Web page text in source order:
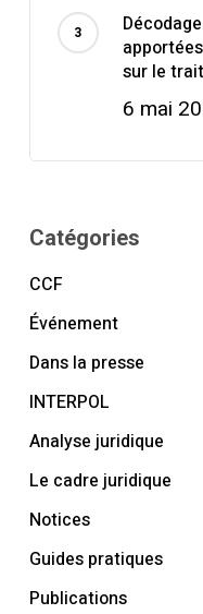
sur le
6 mai
Catégories
CCF
Événement
Dans la presse
INTERPOL
Analyse juridique
Le cadre juridique
Notices
Guides pratiques
Publications